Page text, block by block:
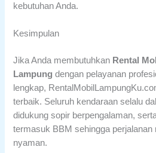
kebutuhan Anda.
Kesimpulan
Jika Anda membutuhkan Rental
Lampung dengan pelayanan
lengkap,
terbaik. Seluruh kendaraan selalu
didukung sopir berpengalaman,
termasuk BBM sehingga perjalanan
nyaman.